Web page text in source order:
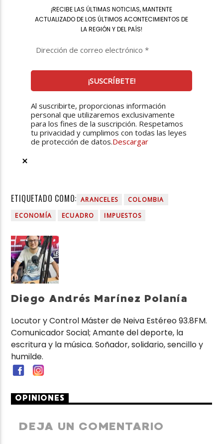
¡RECIBE LAS ÚLTIMAS NOTICIAS, MANTENTE
ACTUALIZADO DE LOS ÚLTIMOS ACONTECIMIENTOS DE
LA REGIÓN Y DEL PAÍS!
Al suscribirte, proporcionas información
personal que utilizaremos exclusivamente
para los fines de la suscripción. Respetamos
tu privacidad y cumplimos con todas las leyes
de protección de datos.Descargar
ETIQUETADO COMO: ARANCELES
COLOMBIA
ECONOMÍA
ECUADRO IMPUESTOS
Diego Andrés Marínez Polanía
Locutor y Control Máster de Neiva Estéreo 93.8FM.
Comunicador Social; Amante del deporte, la
escritura y la música. Soñador, solidario, sencillo y
humilde.
OPINIONES
DEJA UN COMENTARIO